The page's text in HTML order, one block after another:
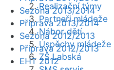
Realizační týmy
Partneři mládeže
Nábor dětí
Úspěchy mládeže
ZŠ Labská
Sezóna 2013/2014
Příprava 2013/2014
Sezóna 2012/2013
Příprava 2012/2013
EHT 2012